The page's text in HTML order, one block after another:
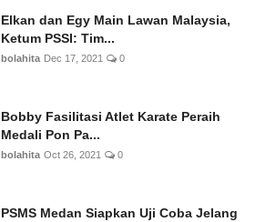
Elkan dan Egy Main Lawan Malaysia,
Ketum PSSI: Tim...
bolahita Dec 17, 2021 0
Bobby Fasilitasi Atlet Karate Peraih
Medali Pon Pa...
bolahita Oct 26, 2021 0
PSMS Medan Siapkan Uji Coba Jelang